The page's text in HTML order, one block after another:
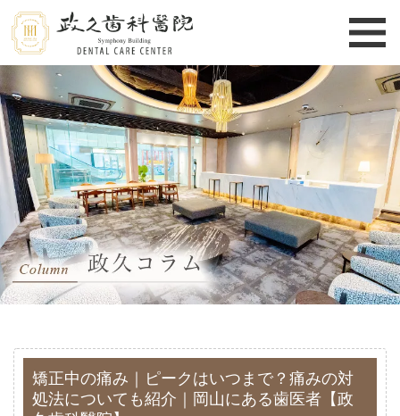
矯正中の痛み｜ピークはいつまで？痛みの対
処法についても紹介｜岡山にある歯医者【政